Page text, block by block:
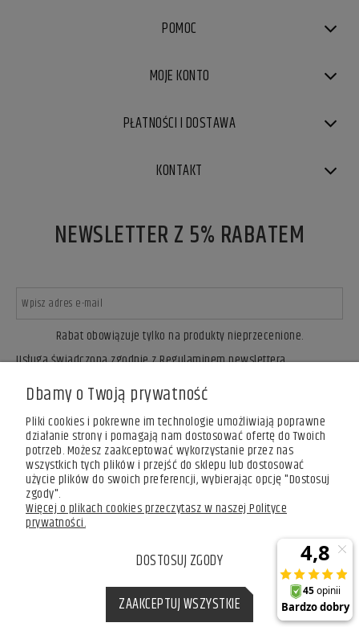
POMOC
MOJE KONTO
PŁATNOŚCI I DOSTAWA
KONTAKT
NEWSLETTER Z 5% RABATEM
Rabat obowiązuje tylko na produkty nieprzecenione.
ZAPISZ SIĘ
Usługa świadczona zgodnie z Regulaminem newslettera.
POKAŻ PEŁNĄ WERSJĘ STRONY
Dbamy o Twoją prywatność
Pliki cookies i pokrewne im technologie umożliwiają poprawne
działanie strony i pomagają nam dostosować ofertę do Twoich
potrzeb. Możesz zaakceptować wykorzystanie przez nas
wszystkich tych plików i przejść do sklepu lub dostosować
użycie plików do swoich preferencji, wybierając opcję "Dostosuj
zgody".
Więcej o plikach cookies przeczytasz w naszej Polityce
prywatności.
DOSTOSUJ ZGODY
ZAAKCEPTUJ WSZYSTKIE